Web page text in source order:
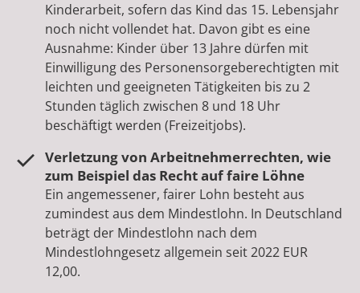
Kinderarbeit, sofern das Kind das 15. Lebensjahr
noch nicht vollendet hat. Davon gibt es eine
Ausnahme: Kinder über 13 Jahre dürfen mit
Einwilligung des Personensorgeberechtigten mit
leichten und geeigneten Tätigkeiten bis zu 2
Stunden täglich zwischen 8 und 18 Uhr
beschäftigt werden (Freizeitjobs).
Verletzung von Arbeitnehmerrechten, wie
zum Beispiel das Recht auf faire Löhne
Ein angemessener, fairer Lohn besteht aus
zumindest aus dem Mindestlohn. In Deutschland
beträgt der Mindestlohn nach dem
Mindestlohngesetz allgemein seit 2022 EUR
12,00.